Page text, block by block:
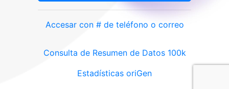
Accesar con # de teléfono o correo
Consulta de Resumen de Datos 100k
Estadísticas oriGen